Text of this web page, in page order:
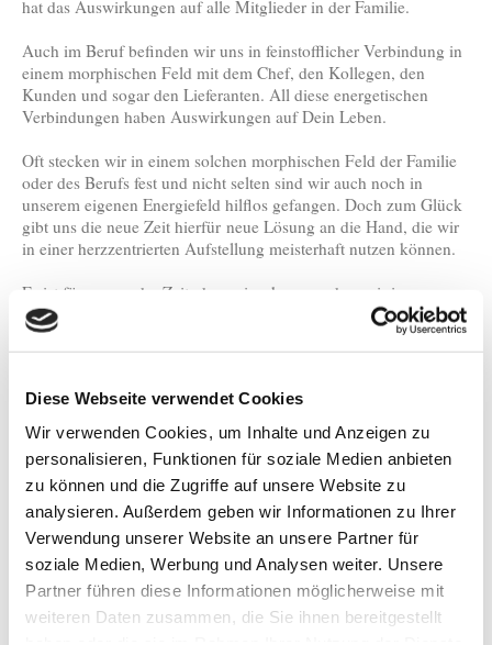
Diese Webseite verwendet Cookies
Wir verwenden Cookies, um Inhalte und Anzeigen zu
personalisieren, Funktionen für soziale Medien anbieten
zu können und die Zugriffe auf unsere Website zu
analysieren. Außerdem geben wir Informationen zu Ihrer
Verwendung unserer Website an unsere Partner für
soziale Medien, Werbung und Analysen weiter. Unsere
Partner führen diese Informationen möglicherweise mit
weiteren Daten zusammen, die Sie ihnen bereitgestellt
hat das Auswirkungen auf alle Mitglieder in der Familie.
Auch im Beruf befinden wir uns in feinstofflicher Verbindung in
einem morphischen Feld mit dem Chef, den Kollegen, den
Kunden und sogar den Lieferanten. All diese energetischen
Verbindungen haben Auswirkungen auf Dein Leben.
Oft stecken wir in einem solchen morphischen Feld der Familie
oder des Berufs fest und nicht selten sind wir auch noch in
unserem eigenen Energiefeld hilflos gefangen. Doch zum Glück
gibt uns die neue Zeit hierfür neue Lösung an die Hand, die wir
in einer herzzentrierten Aufstellung meisterhaft nutzen können.
Es ist für uns an der Zeit, dass wir erkennen, dass wir immer,
wenn auch unbewusst, in morphischen Feldern der Familie,
Beruf, Freunde und Gesellschaft mit eingebunden sind.
aus unserem Körper, unserem Geist und unserer Seele besteht, ist
mit unseren unverarbeiteten Emotionen und Gefühlen überfüllt.
Besonders schwer haben wir an unseren Verletzungen, Schmerz,
Leid und Trauer zu knabbern. Für all diese Wunden ist die
Aussöhnung mithilfe der herzzentrierten Aufstellung besonders
wichtig.
Hier kannst Du weiterlesen ...